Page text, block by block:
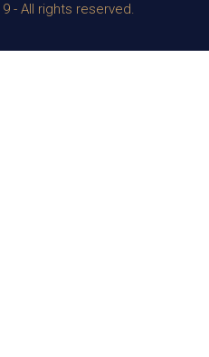
- All rights reserved.